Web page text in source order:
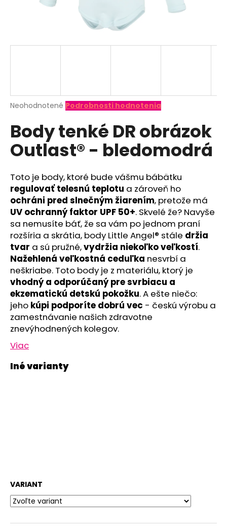
Priemerné
produktu
je
0,0
z
hviezdičiek.
Neohodnotené Podrobnosti hodnotenia
Body tenké DR obrázok
Outlast® - bledomodrá
Toto je body, ktoré bude vášmu bábätku
regulovať telesnú teplotu a zároveň ho
ochráni pred slnečným žiarením, pretože má
UV ochranný faktor UPF 50+. Skvelé že? Navyše
sa nemusíte báť, že sa vám po jednom praní
rozšíria a skrátia, body Little Angel® stále držia
tvar a sú pružné,vydržia niekoľko veľkostí.
Nažehlená veľkostná ceduľka nesvrbí a
neškriabe. Toto body je z materiálu, ktorý je
vhodný a odporúčaný pre svrbiacu a
ekzematickú detskú pokožku. A ešte niečo:
jeho kúpi podporíte dobrú vec - českú výrobu a
zamestnávanie našich zdravotne
znevýhodnených kolegov.
Viac
VARIANT
d
p
o
r
ú
č
a
m
e
NÁKRČNÍK
MULTIFUNKČNÝ
TENKÝ
OUTLAST®
-
ŠEDÝ
MELÍR